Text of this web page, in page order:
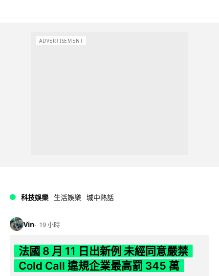
ADVERTISEMENT
科技娛樂 生活娛樂 城中熱話
Vin 19 小時
法國 8 月 11 日出新例 未經同意嚴禁
Cold Call 違規企業最高罰 345 萬